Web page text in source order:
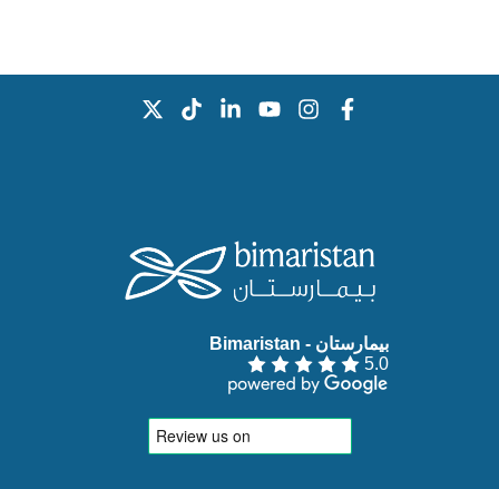
بيمارستان - Bimaristan‏
5.0